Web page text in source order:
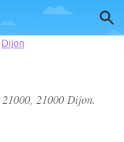
Dijon
21000, 21000 Dijon.